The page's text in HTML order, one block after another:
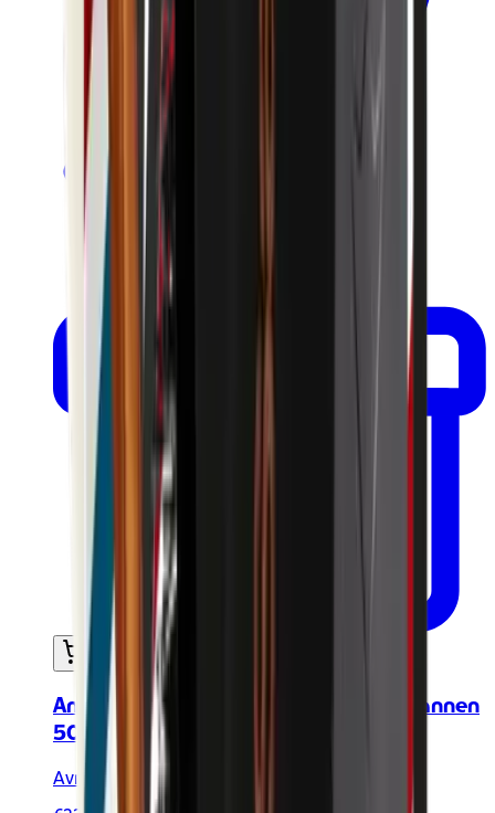
In mijn winkelwagen
Anti-verouderingsverzorging voor mannen
50ml - Gecertificeerd biologisch
Avril